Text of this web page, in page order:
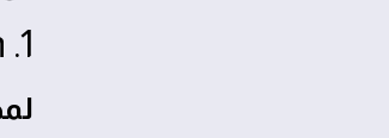
1. Introduction